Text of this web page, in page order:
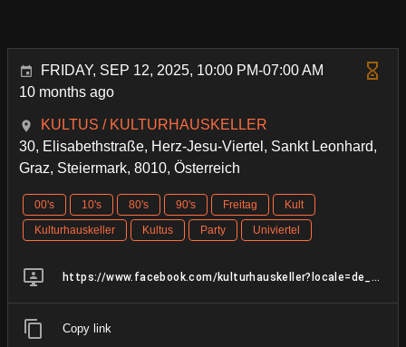
FRIDAY, SEP 12, 2025, 10:00 PM-07:00 AM
10 months ago
KULTUS / KULTURHAUSKELLER
30, Elisabethstraße, Herz-Jesu-Viertel, Sankt Leonhard,
Graz, Steiermark, 8010, Österreich
00's 10's 80's 90's Freitag
Kult
Kulturhauskeller
Kultus Party Univiertel
https://www.facebook.com/kulturhauskeller?locale=de_DE
Copy link